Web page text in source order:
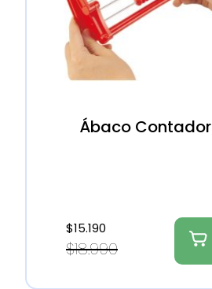
Ábaco Contador
$18.990
$15.190